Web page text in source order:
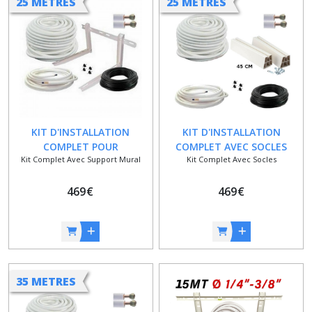
KIT D'INSTALLATION
COMPLET POUR
CLIMATISEUR QUADRI - 1/4
Kit Complet Avec Support Mural
469€
KIT D'INSTALLATION
COMPLET AVEC SOCLES
POUR CLIMATISEUR QUADRI
Kit Complet Avec Socles
469€
35 METRES